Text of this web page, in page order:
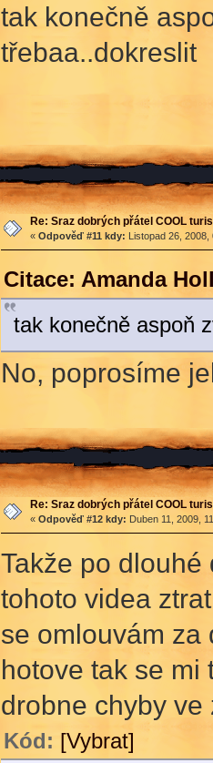
tak konečně
třebaa..dokreslit
Re: Sraz dobrých přátel COOL
« Odpověď #11 kdy: Listopad 26, 2008,
Citace: Amanda
tak konečně aspoň
No, poprosíme
Re: Sraz dobrých přátel COOL
« Odpověď #12 kdy: Duben 11, 2009,
Takže po
tohoto videa
se omlouvám za
hotove tak se mi
drobne chyby
Kód: [Vybrat]